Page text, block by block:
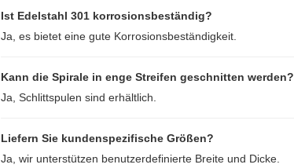
Ist Edelstahl 301 korrosionsbeständig?
Ja, es bietet eine gute Korrosionsbeständigkeit.
Kann die Spirale in enge Streifen geschnitten werden?
Ja, Schlittspulen sind erhältlich.
Liefern Sie kundenspezifische Größen?
Ja, wir unterstützen benutzerdefinierte Breite und Dicke.